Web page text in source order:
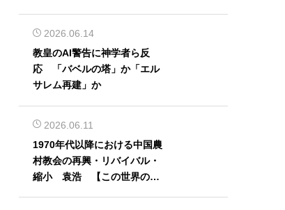
2026.06.14
教皇のAI警告に神学者ら反
応 「バベルの塔」か「エル
サレム再建」か
2026.06.11
1970年代以降における中国農
村教会の再興・リバイバル・
縮小 袁浩 【この世界の片